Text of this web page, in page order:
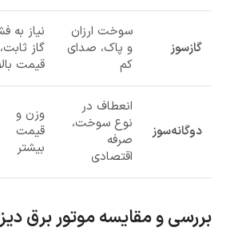
گازسوز
سوخت ارزان
و پاک، صدای
کم
نیاز به
گاز ثابت،
قیمت
دوگانه‌سوز
انعطاف در
نوع سوخت،
صرفه
اقتصادی
وزن و
قیمت
بیشتر
بررسی و مقایسه موتور برق